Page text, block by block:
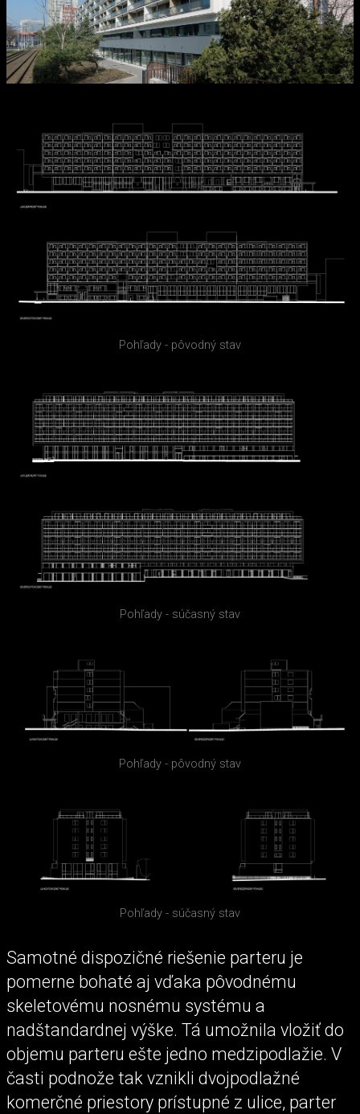
Pohľady - pôvodný stav
Pohľady - súčasný stav
Pohľady - pôvodný stav
Pohľady - súčasný stav
Samotné dispozičné riešenie parteru je
pomerne bohaté aj vďaka pôvodnému
skeletovému nosnému systému a
nadštandardnej výške. Tá umožnila vložiť do
objemu parteru ešte jedno medzipodlažie. V
časti podnože tak vznikli dvojpodlažné
komerčné priestory prístupné z ulice, parter